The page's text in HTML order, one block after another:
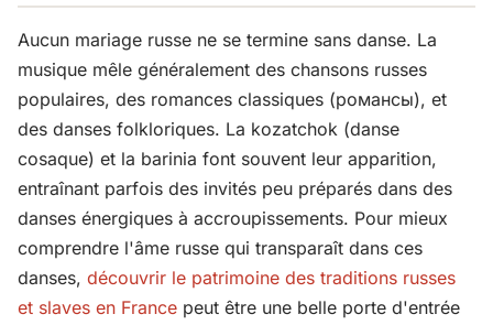
Aucun mariage russe ne se termine sans danse. La
musique mêle généralement des chansons russes
populaires, des romances classiques (романсы), et
des danses folkloriques. La kozatchok (danse
cosaque) et la barinia font souvent leur apparition,
entraînant parfois des invités peu préparés dans des
danses énergiques à accroupissements. Pour mieux
comprendre l'âme russe qui transparaît dans ces
danses, découvrir le patrimoine des traditions russes
et slaves en France peut être une belle porte d'entrée